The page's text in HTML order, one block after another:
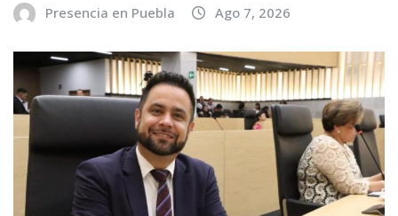
Presencia en Puebla Ago 7, 2026